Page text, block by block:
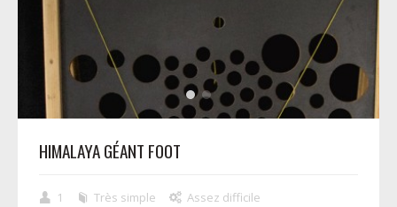
HIMALAYA GÉANT FOOT
1 Très simple Assez difficile